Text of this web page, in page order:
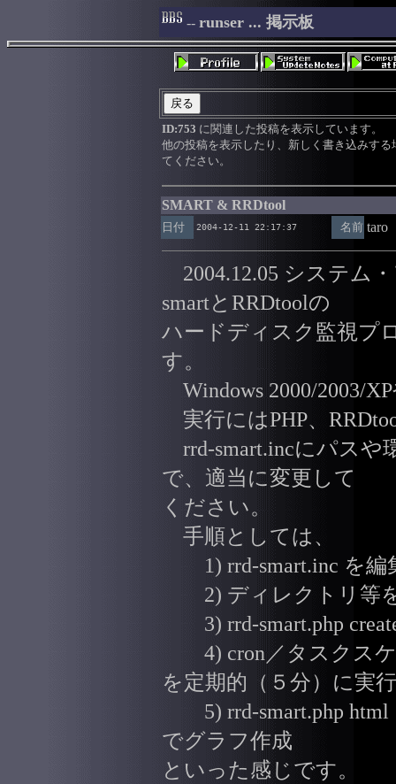
-- runser ... 掲示板
ID:753 に関連した投稿を表示しています。
他の投稿を表示したり、新しく書き込みする
てください。
SMART & RRDtool
日付 2004-12-11 22:17:37 名前 taro
2004.12.05 システム
smartとRRDtoolの
ハードディスク監視プ
す。
Windows 2000/2003/
実行にはPHP、
rrd-smart.incにパスや
で、適当に変更して
ください。
手順としては、
1) rrd-smart.inc を編
2) ディレクトリ等
3) rrd-smart.php
4) cron／タスクスケ
を定期的（５分）に実行
5) rrd-smart.php html
でグラフ作成
といった感じです。